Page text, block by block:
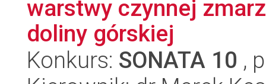
warstwy czynnej
doliny górskiej
Konkurs: SONATA 10 ,